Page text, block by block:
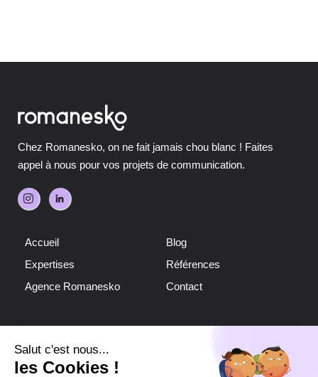
Chez Romanesko, on ne fait jamais chou blanc ! Faites
appel à nous pour vos projets de communication.
Accueil
Expertises
Agence Romanesko
Blog
Références
Contact
MÉDIA
My Loire Valley